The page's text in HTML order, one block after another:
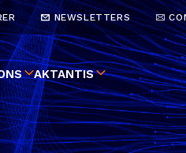
NEWSLETTERS
AKTANTIS